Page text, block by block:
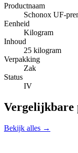
Productnaam
Schonox UF-
Eenheid
Kilogram
Inhoud
25 kilogram
Verpakking
Zak
Status
IV
Vergelijkbare
Bekijk alles →